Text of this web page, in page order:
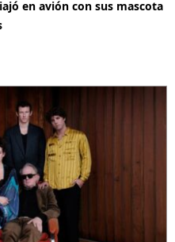
en avión con sus mascota